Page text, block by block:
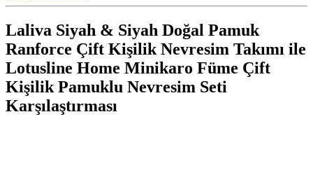
Laliva Siyah & Siyah Doğal Pamuk
Ranforce Çift Kişilik Nevresim Takımı ile
Lotusline Home Minikaro Füme Çift
Kişilik Pamuklu Nevresim Seti
Karşılaştırması